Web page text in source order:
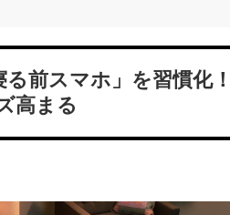
前スマホ」を習慣化
高まる